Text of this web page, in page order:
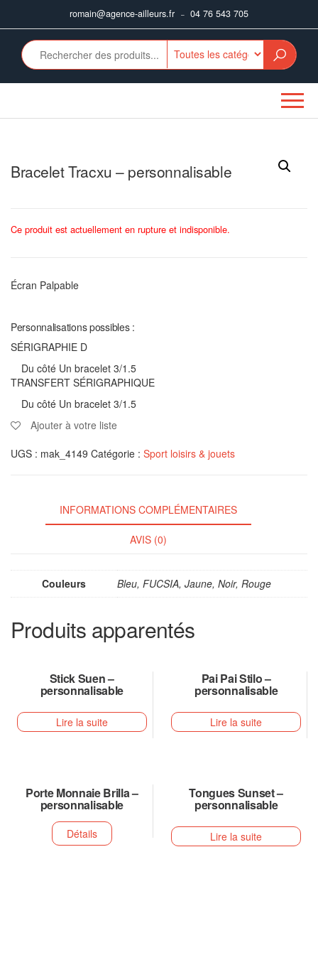
romain@agence-ailleurs.fr – 04 76 543 705
Bracelet Tracxu – personnalisable
Ce produit est actuellement en rupture et indisponible.
Écran Palpable
Personnalisations possibles :
SÉRIGRAPHIE D
Du côté Un bracelet 3/1.5
TRANSFERT SÉRIGRAPHIQUE
Du côté Un bracelet 3/1.5
Ajouter à votre liste
UGS : mak_4149 Catégorie : Sport loisirs & jouets
INFORMATIONS COMPLÉMENTAIRES
AVIS (0)
Couleurs Bleu, FUCSIA, Jaune, Noir, Rouge
Produits apparentés
Stick Suen –
personnalisable
Lire la suite
Pai Pai Stilo –
personnalisable
Lire la suite
Porte Monnaie Brilla –
personnalisable
Détails
Tongues Sunset –
personnalisable
Lire la suite